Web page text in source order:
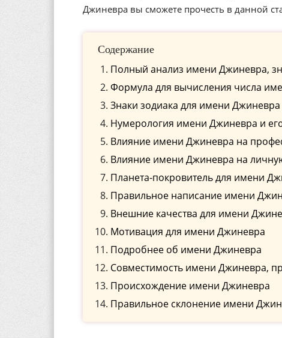
Джиневра вы сможете прочесть в данной
Содержание
Полный анализ имени Джиневра,
Формула для вычисления числа
Знаки зодиака для имени Джиневра
Нумерология имени Джиневра и
Влияние имени Джиневра на
Влияние имени Джиневра на
Планета-покровитель для имени
Правильное написание имени
Внешние качества для имени
Мотивация для имени Джиневра
Подробнее об имени Джиневра
Совместимость имени Джиневра,
Происхождение имени Джиневра
Правильное склонение имени